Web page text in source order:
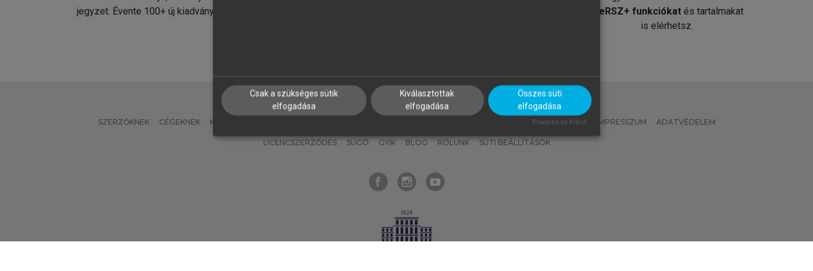
jegyzet. Évente 100+ új kiadvány.
MeRSZ+ funkciókat és tartalmakat
is elérhetsz.
SZERZŐKNEK CÉGEKNEK KÖNYVTÁROSOKNAK MI – ÁLTALÁNOS IRÁNYELVEK IMPRESSZUM ADATVÉDELEM
LICENCSZERZŐDÉS SÚGÓ GYIK BLOG RÓLUNK SÜTI BEÁLLÍTÁSOK
Csak a szükséges sütik
elfogadása
Kiválasztottak
elfogadása
Összes süti
elfogadása
Powered by Klaro!